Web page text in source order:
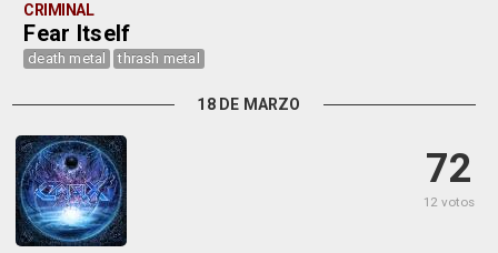
CRIMINAL
Fear Itself
death metal thrash metal
18 DE MARZO
72
12 votos